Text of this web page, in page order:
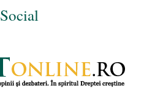
Social